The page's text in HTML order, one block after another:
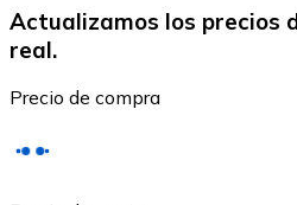
Ethereum
ETH
Actualizamos los precios
real.
Precio de compra